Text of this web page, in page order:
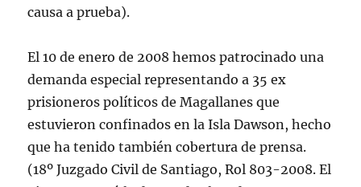
causa a prueba).
El 10 de enero de 2008 hemos patrocinado una
demanda especial representando a 35 ex
prisioneros políticos de Magallanes que
estuvieron confinados en la Isla Dawson, hecho
que ha tenido también cobertura de prensa.
(18º Juzgado Civil de Santiago, Rol 803-2008. El